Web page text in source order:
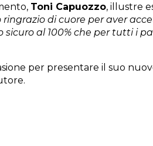
Toni Capuozzo, illustre
ringrazio di cuore per aver
sicuro al 100% che per tutti i
per presentare il suo